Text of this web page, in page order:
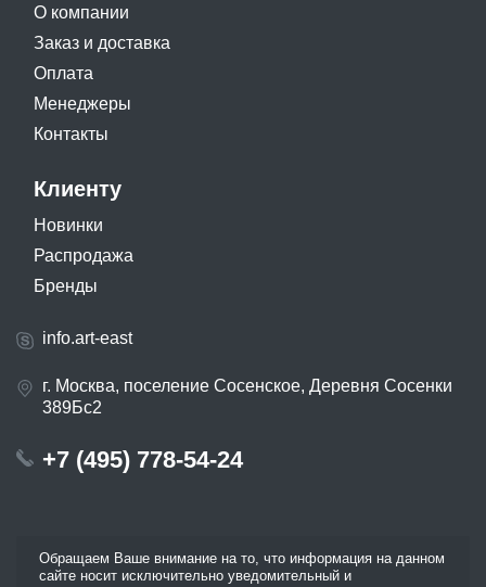
О компании
Заказ и доставка
Оплата
Менеджеры
Контакты
Клиенту
Новинки
Распродажа
Бренды
info.art-east
г. Москва, поселение Сосенское, Деревня Сосенки
389Бс2
+7 (495) 778-54-24
Обращаем Ваше внимание на то, что информация на данном
сайте носит исключительно уведомительный и